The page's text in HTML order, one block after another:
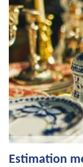
Estimation